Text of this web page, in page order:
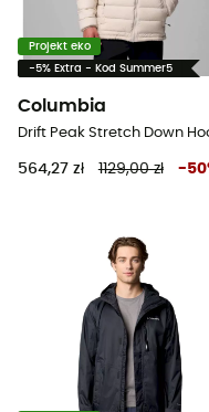
Projekt eko
-5% Extra - Kod Summer5
Columbia
564,27 zł 1129,00 zł -50